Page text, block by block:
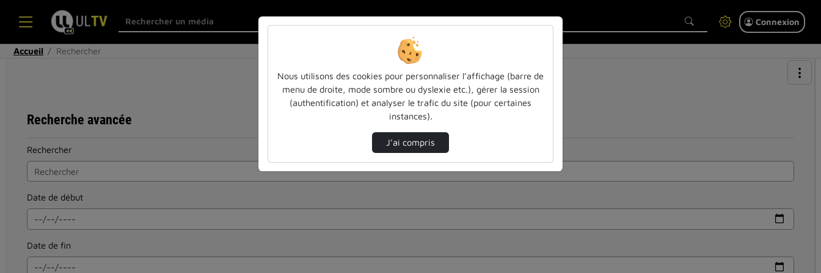
Connexion
Accueil Rechercher
Recherche avancée
Rechercher
Date de début
Date de fin
Nous utilisons des cookies pour personnaliser l’affichage (barre de
menu de droite, mode sombre ou dyslexie etc.), gérer la session
(authentification) et analyser le trafic du site (pour certaines
instances).
J’ai compris